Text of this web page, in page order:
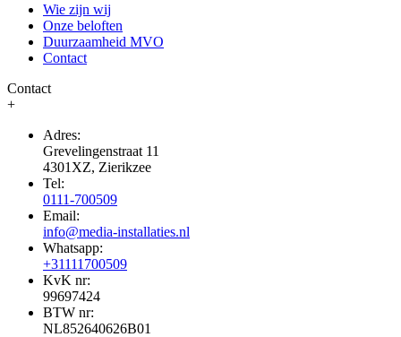
Wie zijn wij
Onze beloften
Duurzaamheid MVO
Contact
Contact
+
Adres:
Grevelingenstraat 11
4301XZ, Zierikzee
Tel:
0111-700509
Email:
info@media-installaties.nl
Whatsapp:
+31111700509
KvK nr:
99697424
BTW nr:
NL852640626B01